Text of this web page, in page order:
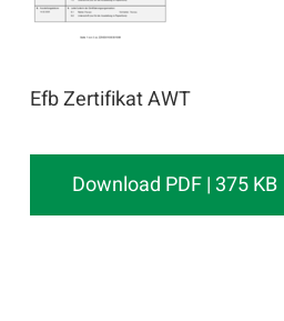
Efb Zertifikat AWT
Download PDF | 375 KB